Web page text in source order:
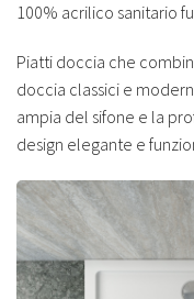
100% acrilico sanitario
Piatti doccia che
doccia classici e
ampia del sifone e la
design elegante e